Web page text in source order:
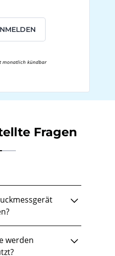
monatlich kündbar
Fragen
dürfen Sie das
werden